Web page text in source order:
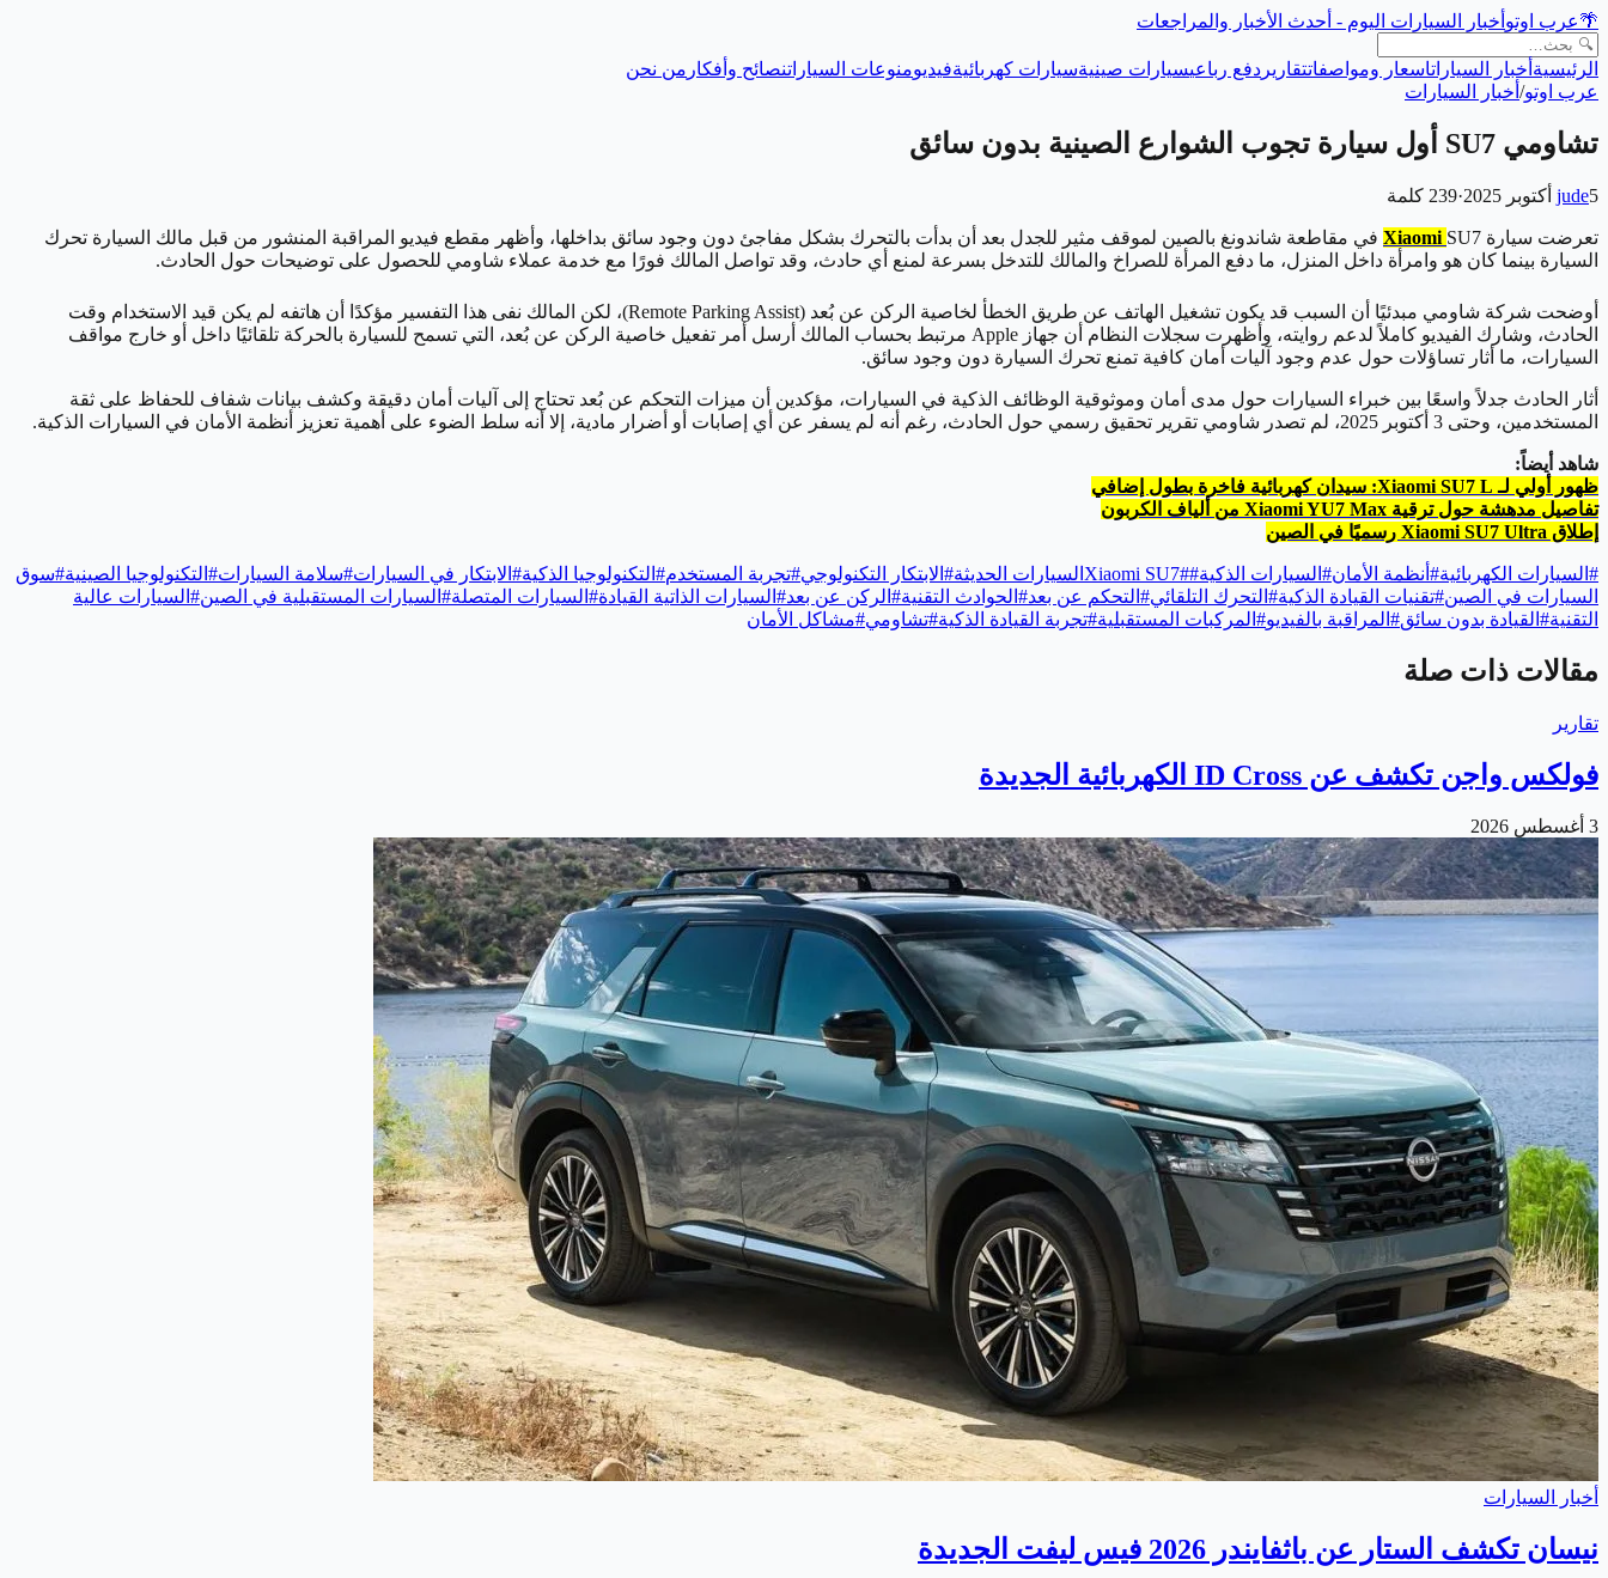
🌴عرب اوتو أخبار السيارات اليوم - أحدث الأخبار والمراجعات
الرئيسية أخبار السياراتاسعار ومواصفاتتقارير دفع رباعيسيارات صينيةسيارات كهربائيةفيديومنوعات السياراتنصائح وأفكار من نحن
عرب اوتو/ أخبار السيارات
تشاومي SU7 أول سيارة تجوب الشوارع الصينية بدون سائق
jude5 أكتوبر 2025 ·
239 كلمة
تعرضت سيارة Xiaomi SU7 في مقاطعة شاندونغ بالصين لموقف مثير للجدل بعد أن بدأت بالتحرك بشكل مفاجئ دون وجود سائق بداخلها، وأظهر مقطع فيديو المراقبة المنشور من قبل مالك السيارة تحرك
السيارة بينما كان هو وامرأة داخل المنزل، ما دفع المرأة للصراخ والمالك للتدخل بسرعة لمنع أي حادث، وقد تواصل المالك فورًا مع خدمة عملاء شاومي للحصول على توضيحات حول الحادث.
أوضحت شركة شاومي مبدئيًا أن السبب قد يكون تشغيل الهاتف عن طريق الخطأ لخاصية الركن عن بُعد (Remote Parking Assist)، لكن المالك نفى هذا التفسير مؤكدًا أن هاتفه لم يكن قيد الاستخدام وقت
الحادث، وشارك الفيديو كاملاً لدعم روايته، وأظهرت سجلات النظام أن جهاز Apple مرتبط بحساب المالك أرسل أمر تفعيل خاصية الركن عن بُعد، التي تسمح للسيارة بالحركة تلقائيًا داخل أو خارج مواقف
السيارات، ما أثار تساؤلات حول عدم وجود آليات أمان كافية تمنع تحرك السيارة دون وجود سائق.
أثار الحادث جدلاً واسعًا بين خبراء السيارات حول مدى أمان وموثوقية الوظائف الذكية في السيارات، مؤكدين أن ميزات التحكم عن بُعد تحتاج إلى آليات أمان دقيقة وكشف بيانات شفاف للحفاظ على ثقة
المستخدمين، وحتى 3 أكتوبر 2025، لم تصدر شاومي تقرير تحقيق رسمي حول الحادث، رغم أنه لم يسفر عن أي إصابات أو أضرار مادية، إلا أنه سلط الضوء على أهمية تعزيز أنظمة الأمان في السيارات الذكية.
شاهد أيضاً:
ظهور أولي لـ Xiaomi SU7 L: سيدان كهربائية فاخرة بطول إضافي
تفاصيل مدهشة حول ترقية Xiaomi YU7 Max من ألياف الكربون
إطلاق Xiaomi SU7 Ultra رسميًا في الصين
# السيارات الكهربائية# أنظمة الأمان# السيارات الذكية#
Xiaomi SU7# السيارات الحديثة# الابتكار التكنولوجي#تجربة المستخدم# التكنولوجيا الذكية# الابتكار في السيارات#سلامة السيارات# التكنولوجيا الصينية#سوق
السيارات في الصين#تقنيات القيادة الذكية# التحرك التلقائي# التحكم عن بعد# الحوادث التقنية# الركن عن بعد# السيارات الذاتية القيادة# السيارات المتصلة# السيارات المستقبلية في الصين# السيارات عالية
التقنية# القيادة بدون سائق# المراقبة بالفيديو# المركبات المستقبلية#تجربة القيادة الذكية#تشاومي#مشاكل الأمان
مقالات ذات صلة
تقارير
فولكس واجن تكشف عن ID Cross الكهربائية الجديدة
3 أغسطس 2026
أخبار السيارات
نيسان تكشف الستار عن باثفايندر 2026 فيس ليفت الجديدة